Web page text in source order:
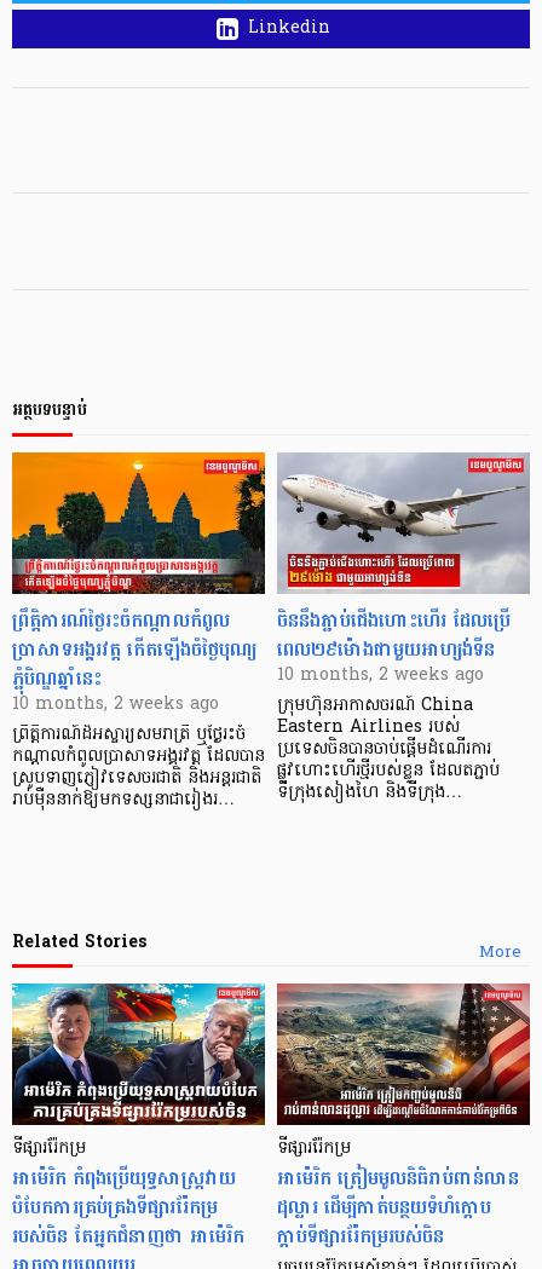
Linkedin
អត្ថបទបន្ទាប់
ព្រឹត្តិការណ៍ថ្ងៃរះចំកណ្តាលកំពូល
ប្រាសាទអង្គរវត្ត កើតឡើងចំថ្ងៃបុណ្យ
ភ្ជុំបិណ្ឌឆ្នាំនេះ
10 months, 2 weeks ago
ព្រឹត្តិការណ៍ដ៏អស្ចារ្យសមរាត្រី ឬថ្ងៃរះចំ
កណ្ដាលកំពូលប្រាសាទអង្គរវត្ត ដែលបាន
ស្រូបទាញភ្ញៀវទេសចរជាតិ និងអន្តរជាតិ
រាប់ម៉ឺននាក់ឱ្យមកទស្សនាជារៀងរ…
ចិននឹងភ្ជាប់ជើងហោះហើរ ដែលប្រើ
ពេល២៩ម៉ោងជាមួយអាហ្សង់ទីន
10 months, 2 weeks ago
ក្រុមហ៊ុនអាកាសចរណ៍ China
Eastern Airlines របស់
ប្រទេសចិនបានចាប់ផ្តើមដំណើរការ
ផ្លូវហោះហើរថ្មីរបស់ខ្លួន ដែលតភ្ជាប់
ទីក្រុងសៀងហៃ និងទីក្រុង…
More
Related Stories
ទីផ្សាររ៉ែកម្រ
អាម៉េរិក កំពុងប្រើយុទ្ធសាស្ត្រវាយ
បំបែកការគ្រប់គ្រងទីផ្សាររ៉ែកម្រ
របស់ចិន តែអ្នកជំនាញថា អាម៉េរិក
ទីផ្សាររ៉ែកម្រ
អាម៉េរិក ត្រៀមមូលនិធិរាប់ពាន់លាន
ដុល្លារ ដើម្បីកាត់បន្ថយទំហំក្តោប
ក្តាប់ទីផ្សាររ៉ែកម្ររបស់ចិន